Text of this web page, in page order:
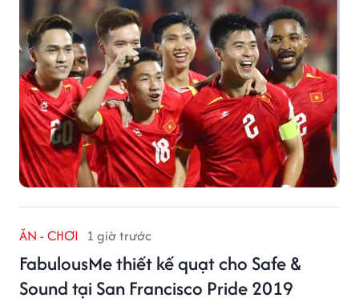
ĂN - CHƠI 1 giờ trước
FabulousMe thiết kế quạt cho Safe &
Sound tại San Francisco Pride 2019